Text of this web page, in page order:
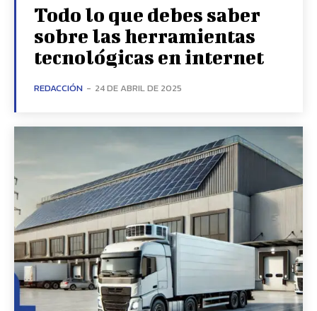
Todo lo que debes saber
sobre las herramientas
tecnológicas en internet
REDACCIÓN - 24 DE ABRIL DE 2025